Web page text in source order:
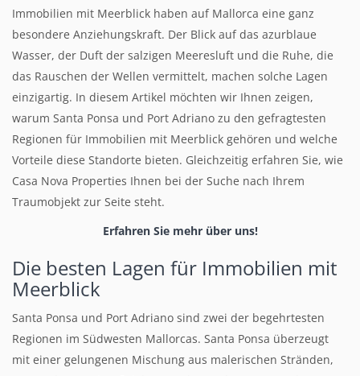
Immobilien mit Meerblick haben auf Mallorca eine ganz
besondere Anziehungskraft. Der Blick auf das azurblaue
Wasser, der Duft der salzigen Meeresluft und die Ruhe, die
das Rauschen der Wellen vermittelt, machen solche Lagen
einzigartig. In diesem Artikel möchten wir Ihnen zeigen,
warum Santa Ponsa und Port Adriano zu den gefragtesten
Regionen für Immobilien mit Meerblick gehören und welche
Vorteile diese Standorte bieten. Gleichzeitig erfahren Sie, wie
Casa Nova Properties Ihnen bei der Suche nach Ihrem
Traumobjekt zur Seite steht.
Erfahren Sie mehr über uns!
Die besten Lagen für Immobilien mit
Meerblick
Santa Ponsa und Port Adriano sind zwei der begehrtesten
Regionen im Südwesten Mallorcas. Santa Ponsa überzeugt
mit einer gelungenen Mischung aus malerischen Stränden,